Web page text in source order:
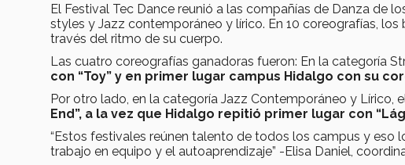
El Festival Tec Dance reunió a las compañías de Danza de
styles y Jazz contemporáneo y lírico. En 10 coreografías,
través del ritmo de su cuerpo.
Las cuatro coreografías ganadoras fueron: En la categoría
con “Toy” y en primer lugar campus Hidalgo con su
Por otro lado, en la categoría Jazz Contemporáneo y Lírico,
End”, a la vez que Hidalgo repitió primer lugar con
“Estos festivales reúnen talento de todos los campus y
trabajo en equipo y el autoaprendizaje” -Elisa Daniel,